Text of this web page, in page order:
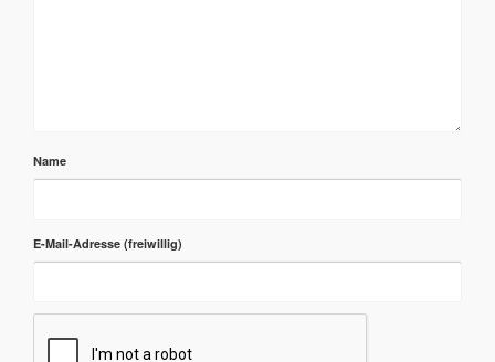
Name
E-Mail-Adresse